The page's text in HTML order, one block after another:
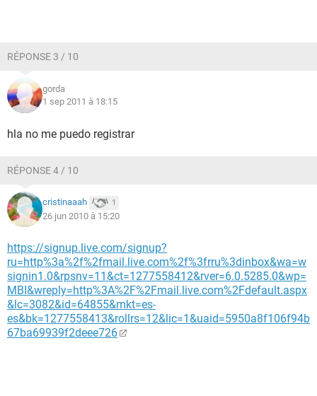
RÉPONSE 3 / 10
gorda
1 sep 2011 à 18:15
hla no me puedo registrar
RÉPONSE 4 / 10
cristinaaah 1
26 jun 2010 à 15:20
https://signup.live.com/signup?
ru=http%3a%2f%2fmail.live.com%2f%3frru%3dinbox&wa=w
signin1.0&rpsnv=11&ct=1277558412&rver=6.0.5285.0&wp=
MBI&wreply=http%3A%2F%2Fmail.live.com%2Fdefault.aspx
&lc=3082&id=64855&mkt=es-
es&bk=1277558413&rollrs=12&lic=1&uaid=5950a8f106f94b
67ba69939f2deee726